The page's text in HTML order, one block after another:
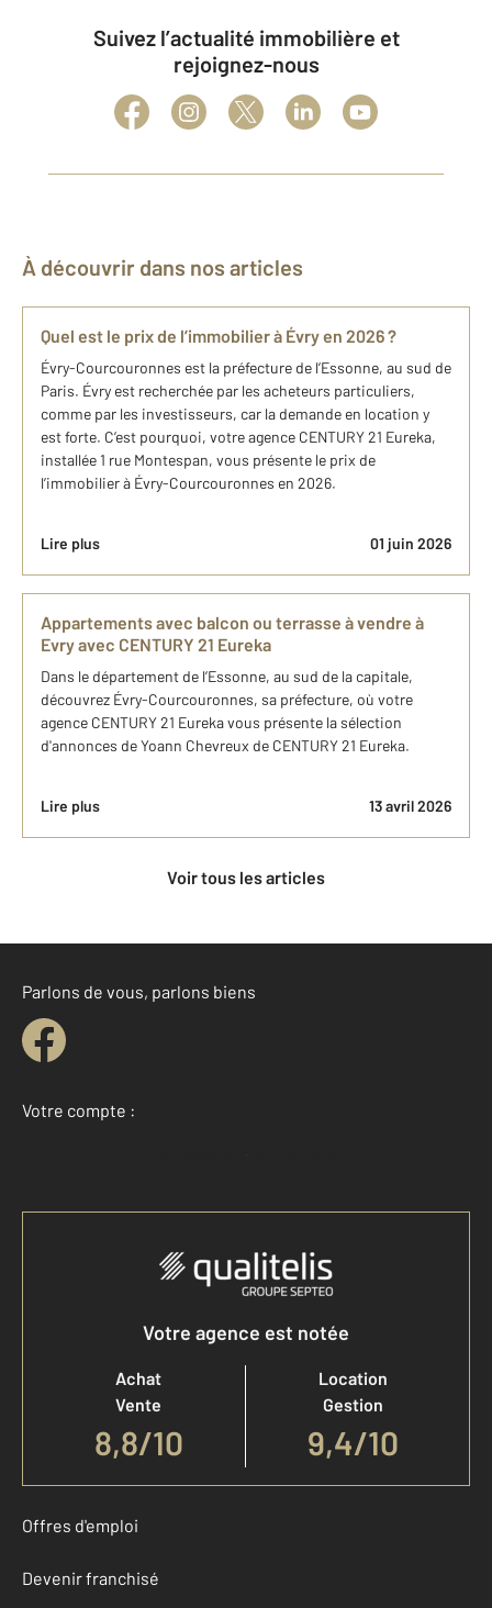
Suivez l’actualité immobilière et
rejoignez-nous
À découvrir dans nos articles
Quel est le prix de l’immobilier à ​Évry en 2026 ?
Évry-Courcouronnes est la préfecture de l’Essonne, au sud de
Paris. Évry est recherchée par les acheteurs particuliers,
comme par les investisseurs, car la demande en location y
est forte. C’est pourquoi, votre agence CENTURY 21 Eureka,
installée 1 rue Montespan, vous présente le prix de
l’immobilier à Évry-Courcouronnes en 2026.
Lire plus 01 juin 2026
Appartements avec balcon ou terrasse à vendre à
Evry avec CENTURY 21 Eureka
Dans le département de l’Essonne, au sud de la capitale,
découvrez Évry-Courcouronnes, sa préfecture, où votre
agence CENTURY 21 Eureka vous présente la sélection
d'annonces de Yoann Chevreux de CENTURY 21 Eureka.
Lire plus 13 avril 2026
Voir tous les articles
Parlons de vous, parlons biens
Votre compte :
Accéder à mon compte
Votre agence est notée
Achat
Vente
8,8/10
Location
Gestion
9,4/10
Offres d'emploi
Devenir franchisé